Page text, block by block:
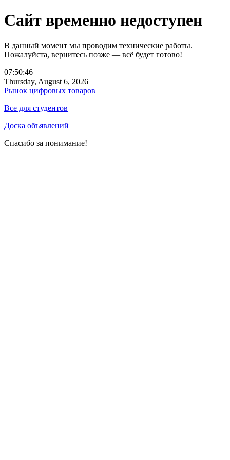
Сайт временно недоступен
В данный момент мы проводим технические работы.
Пожалуйста, вернитесь позже — всё будет готово!
07:50:46
Thursday, August 6, 2026
Рынок цифровых товаров
Все для студентов
Доска объявлений
Спасибо за понимание!